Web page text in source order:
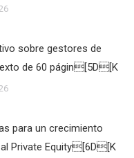
sobre gestores de
de 60 págin[5D[K
para un crecimiento
Private Equity[6D[K